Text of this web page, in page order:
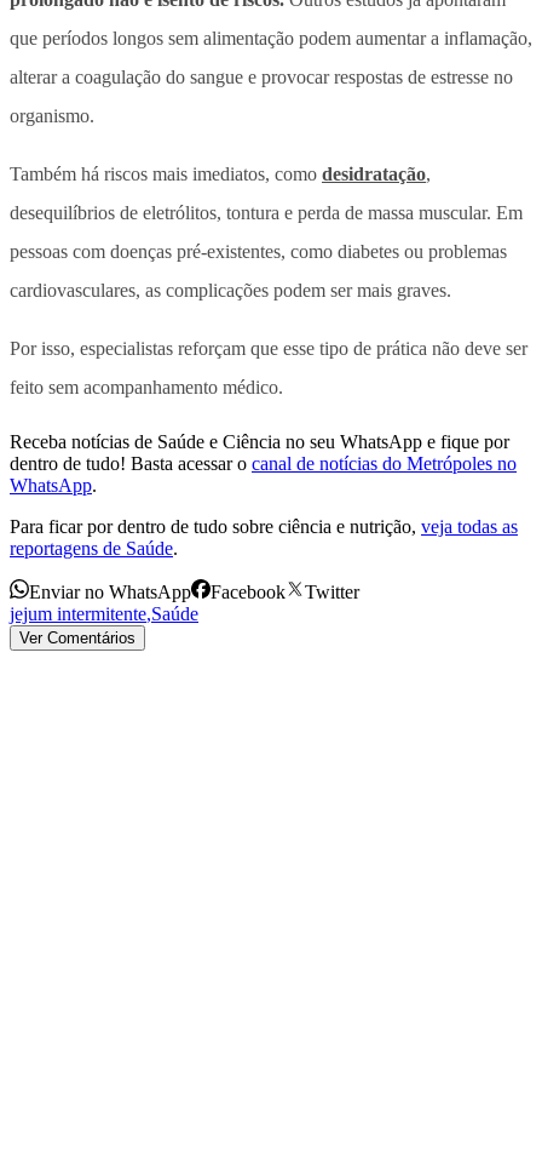
que períodos longos sem alimentação podem aumentar a inflamação,
alterar a coagulação do sangue e provocar respostas de estresse no
organismo.
Também há riscos mais imediatos, como desidratação,
desequilíbrios de eletrólitos, tontura e perda de massa muscular. Em
pessoas com doenças pré-existentes, como diabetes ou problemas
cardiovasculares, as complicações podem ser mais graves.
Por isso, especialistas reforçam que esse tipo de prática não deve ser
feito sem acompanhamento médico.
Receba notícias de Saúde e Ciência no seu WhatsApp e fique por
dentro de tudo! Basta acessar o canal de notícias do Metrópoles no
WhatsApp.
Para ficar por dentro de tudo sobre ciência e nutrição, veja todas as
reportagens de Saúde.
Enviar no WhatsApp Facebook
Twitter
jejum intermitente,Saúde
Ver Comentários